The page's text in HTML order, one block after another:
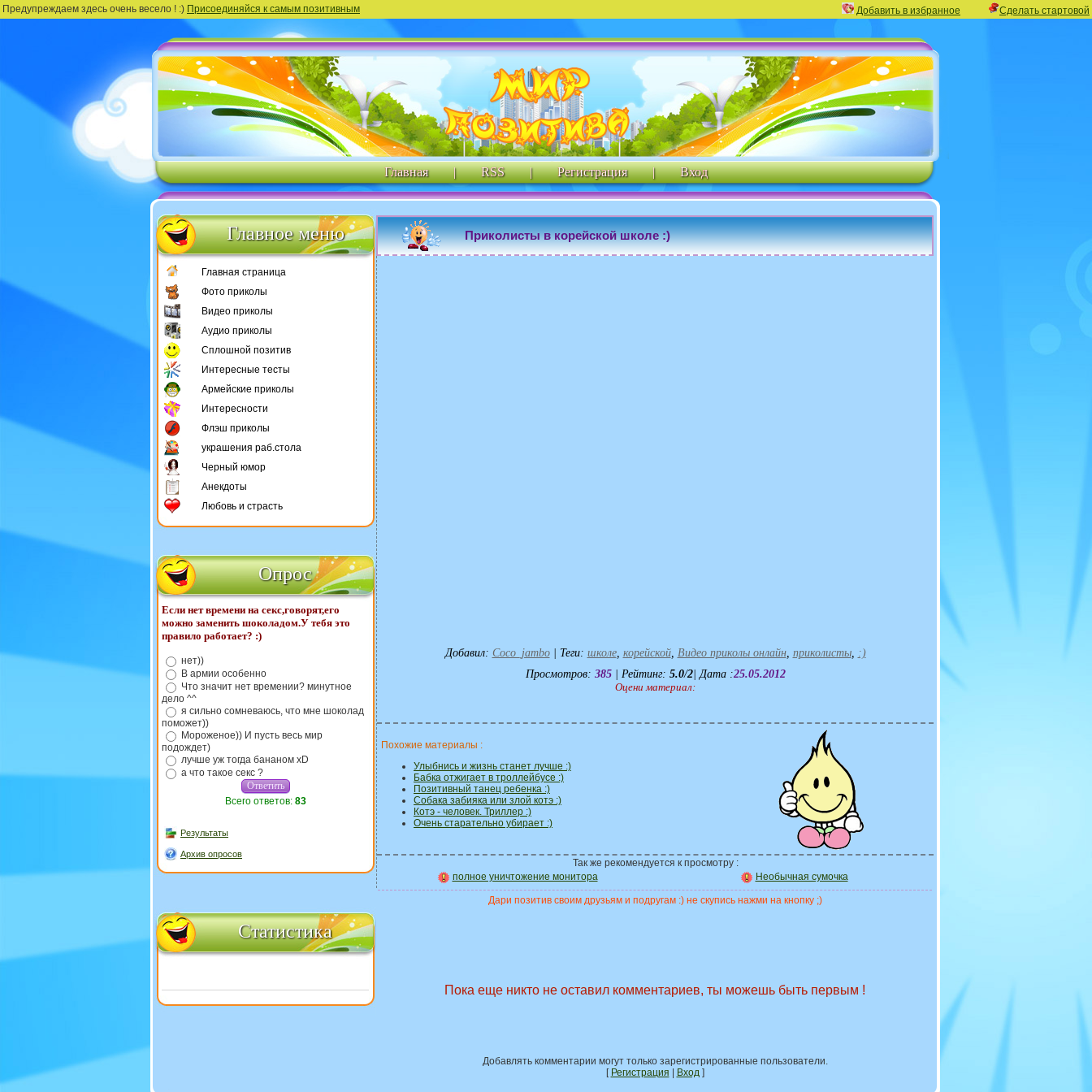
Предупреждаем здесь очень весело ! :) Присоединяйся к самым позитивным Добавить в избранное Сделать стартовой
Главная | RSS | Регистрация | Вход
Главное меню
Главная страница
Фото приколы
Видео приколы
Аудио приколы
Сплошной позитив
Интересные тесты
Армейские приколы
Интересности
Флэш приколы
украшения раб.стола
Черный юмор
Анекдоты
Любовь и страсть
Опрос
Если нет времени на секс,говорят,его
можно заменить шоколадом.У тебя это
правило работает? :)
нет))
В армии особенно
Что значит нет времении? минутное
дело ^^
я сильно сомневаюсь, что мне шоколад
поможет))
Мороженое)) И пусть весь мир
подождет)
лучше уж тогда бананом xD
а что такое секс ?
Всего ответов: 83
Результаты
Архив опросов
Статистика
Приколисты в корейской школе :)
Добавил: Coco_jambo| Теги: школе, корейской, Видео приколы онлайн, приколисты, :)
Просмотров: 385| Рейтинг: 5.0/2| Дата :25.05.2012
Оцени материал:
Похожие материалы :
Улыбнись и жизнь станет лучше :)
Бабка отжигает в троллейбусе :)
Позитивный танец ребенка :)
Собака забияка или злой котэ :)
Котэ - человек. Триллер :)
Очень старательно убирает :)
Так же рекомендуется к просмотру :
полное уничтожение монитора
Необычная сумочка
Дари позитив своим друзьям и подругам :) не скупись нажми на кнопку ;)
Пока еще никто не оставил комментариев, ты можешь быть первым !
Добавлять комментарии могут только зарегистрированные пользователи.
[ Регистрация Вход]